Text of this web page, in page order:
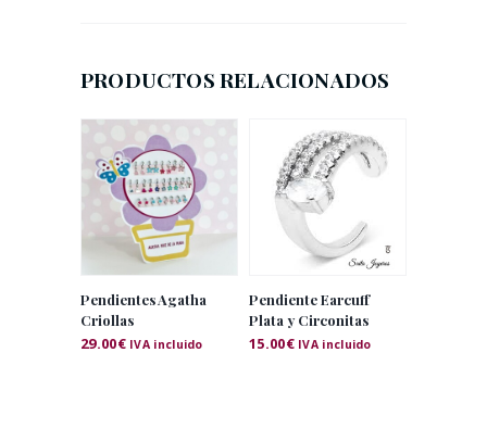
PRODUCTOS RELACIONADOS
Pendientes Agatha
Criollas
29.00€ IVA incluido
Pendiente Earcuff
Plata y Circonitas
15.00€ IVA incluido